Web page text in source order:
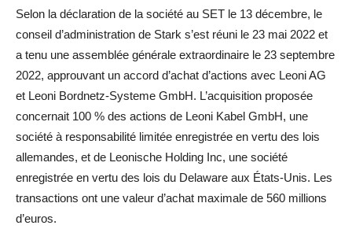
Selon la déclaration de la société au SET le 13 décembre, le
conseil d’administration de Stark s’est réuni le 23 mai 2022 et
a tenu une assemblée générale extraordinaire le 23 septembre
2022, approuvant un accord d’achat d’actions avec Leoni AG
et Leoni Bordnetz-Systeme GmbH. L’acquisition proposée
concernait 100 % des actions de Leoni Kabel GmbH, une
société à responsabilité limitée enregistrée en vertu des lois
allemandes, et de Leonische Holding Inc, une société
enregistrée en vertu des lois du Delaware aux États-Unis. Les
transactions ont une valeur d’achat maximale de 560 millions
d’euros.